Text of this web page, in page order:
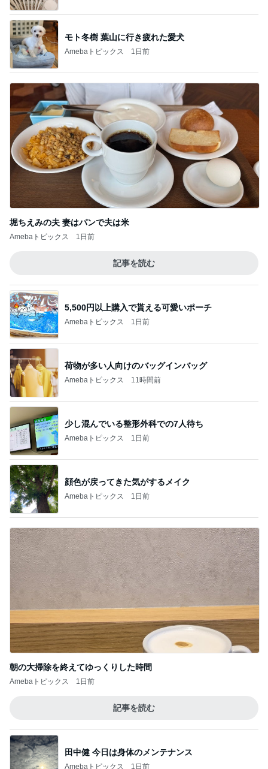
モト冬樹 葉山に行き疲れた愛犬
Amebaトピックス 1日前
堀ちえみの夫 妻はパンで夫は米
Amebaトピックス 1日前
記事を読む
5,500円以上購入で貰える可愛いポーチ
Amebaトピックス 1日前
荷物が多い人向けのバッグインバッグ
Amebaトピックス 11時間前
少し混んでいる整形外科での7人待ち
Amebaトピックス 1日前
顔色が戻ってきた気がするメイク
Amebaトピックス 1日前
朝の大掃除を終えてゆっくりした時間
Amebaトピックス 1日前
記事を読む
田中健 今日は身体のメンテナンス
Amebaトピックス 1日前